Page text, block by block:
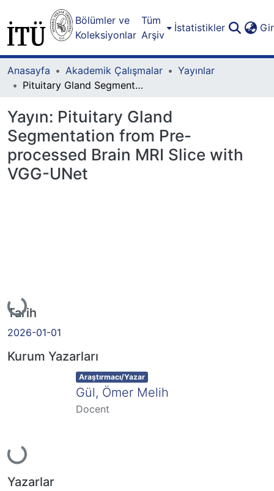
Bölümler ve
Koleksiyonlar
Tüm
Arşiv
İstatistikler
Anasayfa Akademik Çalışmalar
Yayınlar
Pituitary Gland Segmentation from Pre-processed Brain MRI Slice with VGG-UNet
Yayın: Pituitary Gland
Segmentation from Pre-
processed Brain MRI Slice with
VGG-UNet
Yükleniyor...
Tarih
2026-01-01
Kurum Yazarları
Yükleniyor...
Item type:
Araştırmacı/Yazar ,
Gül, Ömer Melih
Docent
Yazarlar